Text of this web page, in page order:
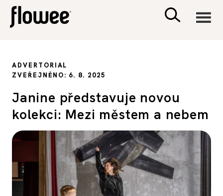
PSYCHOLOGIE
RODINA A DĚTI
SEX A VZTAHY
ADVERTORIAL
ZVEŘEJNĚNO: 6. 8. 2025
Janine představuje novou
kolekci: Mezi městem a nebem